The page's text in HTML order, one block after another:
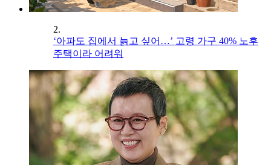
2.
‘아파도 집에서 늙고 싶어…’ 고령 가구 40% 노후
주택이라 어려워